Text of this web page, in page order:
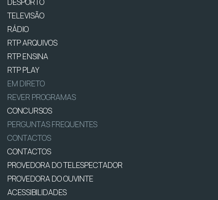
TELEVISÃO
RÁDIO
RTP ARQUIVOS
RTP ENSINA
RTP PLAY
EM DIRETO
REVER PROGRAMAS
CONCURSOS
PERGUNTAS FREQUENTES
CONTACTOS
CONTACTOS
PROVEDORA DO TELESPECTADOR
PROVEDORA DO OUVINTE
ACESSIBILIDADES